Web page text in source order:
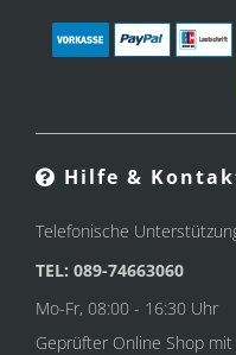
Hilfe &
Telefonische
TEL: 089-74663060
Mo-Fr, 08:00 - 16:30 Uhr
Geprüfter Online Shop